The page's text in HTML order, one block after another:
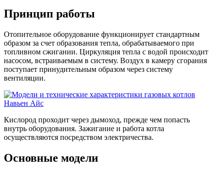
Принцип работы
Отопительное оборудование функционирует стандартным
образом за счет образования тепла, обрабатываемого при
топливном сжигании. Циркуляция тепла с водой происходит
насосом, встраиваемым в систему. Воздух в камеру сгорания
поступает принудительным образом через систему
вентиляции.
Кислород проходит через дымоход, прежде чем попасть
внутрь оборудования. Зажигание и работа котла
осуществляются посредством электричества.
Основные модели